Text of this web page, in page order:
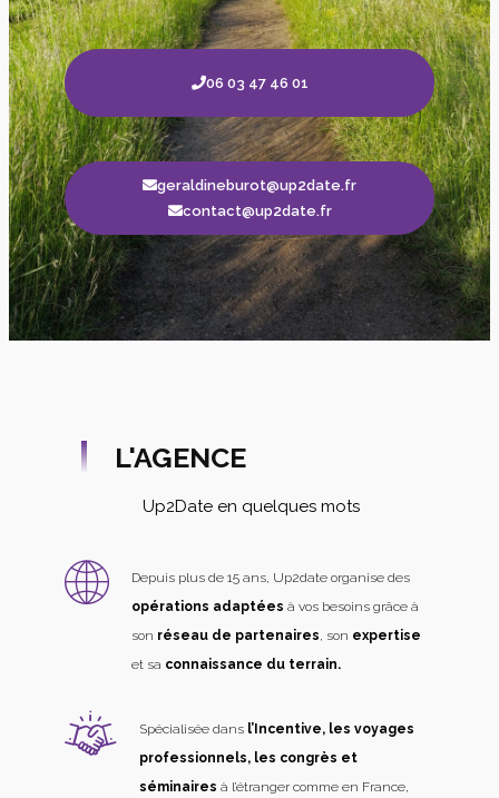
06 03 47 46 01
geraldineburot@up2date.fr
contact@up2date.fr
L'AGENCE
Up2Date en quelques mots
Depuis plus de 15 ans, Up2date organise des
opérations adaptées à vos besoins grâce à
son réseau de partenaires, son expertise
et sa connaissance du terrain.
Spécialisée dans l’Incentive, les voyages
professionnels, les congrès et
séminaires à l’étranger comme en France,